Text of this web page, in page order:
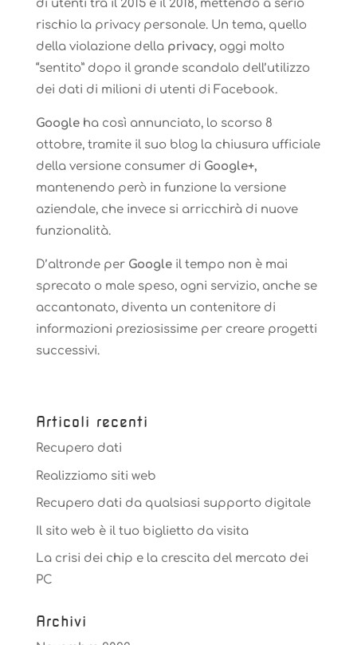
di utenti tra il 2015 e il 2018, mettendo a serio
rischio la privacy personale. Un tema, quello
della violazione della privacy, oggi molto
“sentito” dopo il grande scandalo dell’utilizzo
dei dati di milioni di utenti di Facebook.
Googleha così annunciato, lo scorso 8
ottobre, tramite il suo blog la chiusura ufficiale
della versione consumer di Google+,
mantenendo però in funzione la versione
aziendale, che invece si arricchirà di nuove
funzionalità.
D’altronde per Googleil tempo non è mai
sprecato o male speso, ogni servizio, anche se
accantonato, diventa un contenitore di
informazioni preziosissime per creare progetti
successivi.
Articoli recenti
Recupero dati
Realizziamo siti web
Recupero dati da qualsiasi supporto digitale
Il sito web è il tuo biglietto da visita
La crisi dei chip e la crescita del mercato dei
PC
Archivi